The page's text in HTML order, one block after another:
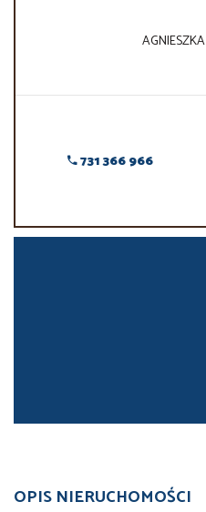
AGNIESZKA
731 366 966
OPIS NIERUCHOMOŚCI